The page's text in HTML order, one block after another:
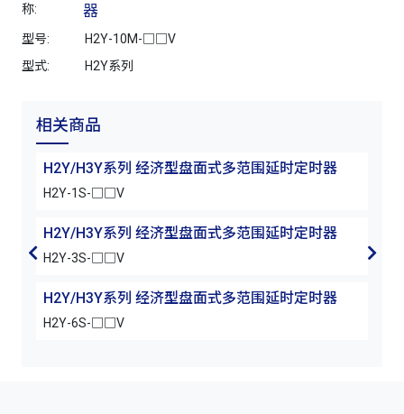
称:
器
型号:
H2Y-10M-□□V
型式:
H2Y系列
相关商品
H2Y/H3Y系列 经济型盘面式多范围延时定时器
H2Y-1S-□□V
H2Y/H3Y系列 经济型盘面式多范围延时定时器
H2Y-3S-□□V
H2Y/H3Y系列 经济型盘面式多范围延时定时器
H2Y-6S-□□V